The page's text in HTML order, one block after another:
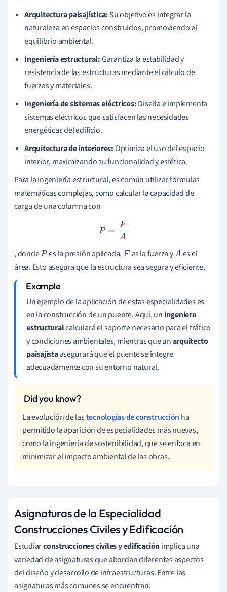
Arquitectura paisajística: Su objetivo es integrar la
naturaleza en espacios construidos, promoviendo el
equilibrio ambiental.
Ingeniería estructural:Garantiza la estabilidad y
resistencia de las estructuras mediante el cálculo de
fuerzas y materiales.
Ingeniería de sistemas eléctricos:Diseña e implementa
sistemas eléctricos que satisfacen las necesidades
energéticas del edificio.
Arquitectura de interiores:Optimiza el uso del espacio
interior, maximizando su funcionalidad y estética.
Para la ingeniería estructural, es común utilizar fórmulas
matemáticas complejas, como calcular la capacidad de
carga de una columna con
P=F A
, dondeP es la presión aplicada,F es la fuerza yA es el
área. Esto asegura que la estructura sea segura y eficiente.
Un ejemplo de la aplicación de estas especialidades es
en la construcción de un puente. Aquí, un ingeniero
estructuralcalculará el soporte necesario para el tráfico
y condiciones ambientales, mientras que unarquitecto
paisajistaasegurará que el puente se integre
adecuadamente con su entorno natural.
La evolución de lastecnologías de construcción ha
permitido la aparición de especialidades más nuevas,
como la ingeniería de sostenibilidad, que se enfoca en
minimizar el impacto ambiental de las obras.
Asignaturas de la Especialidad
Construcciones Civiles y Edificación
Estudiarconstrucciones civiles y edificaciónimplica una
variedad de asignaturas que abordan diferentes aspectos
del diseño y desarrollo de infraestructuras. Entre las
asignaturas más comunes se encuentran: